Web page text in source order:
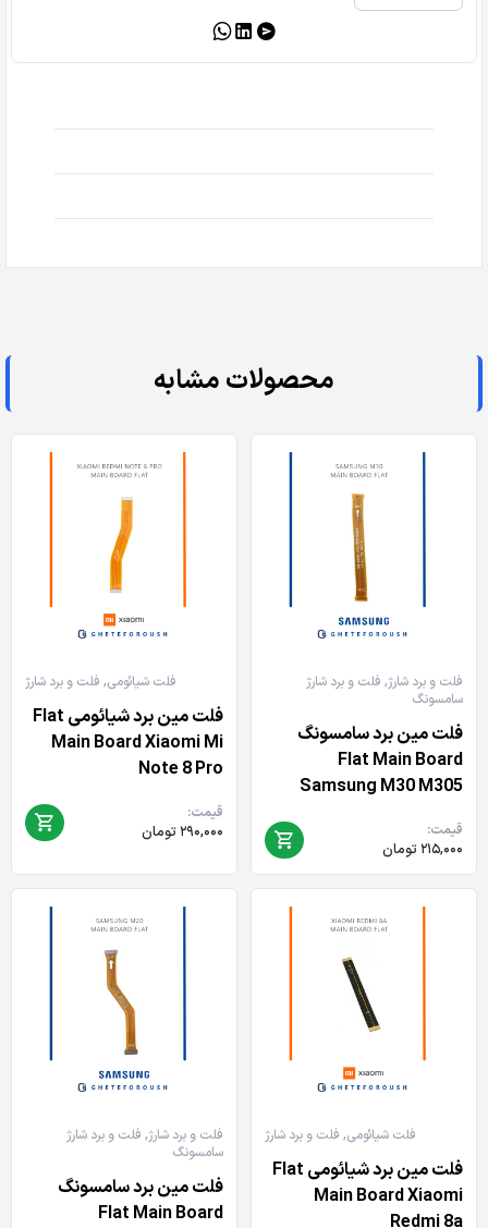
شارژ
Flat
Samsung
عدد
محصولات مشابه
فلت و برد شارژ, فلت و برد شارژ
سامسونگ
فلت مین برد سامسونگ
Flat Main Board
Samsung M30 M305
قیمت:
۲۱۵,۰۰۰ تومان
فلت شیائومی, فلت و برد شارژ
فلت مین برد شیائومی Flat
Main Board Xiaomi Mi
Note 8 Pro
قیمت:
۲۹۰,۰۰۰ تومان
فلت شیائومی, فلت و برد شارژ
فلت مین برد شیائومی Flat
Main Board Xiaomi
Redmi 8a
فلت و برد شارژ, فلت و برد شارژ
سامسونگ
فلت مین برد سامسونگ
Flat Main Board